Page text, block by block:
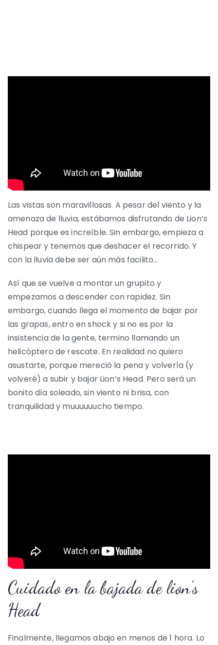
Las vistas son maravillosas. A pesar del viento y la
amenaza de lluvia, estábamos disfrutando de Lion’s
Head porque es increíble. Sin embargo, empieza a
chispear y tenemos que deshacer el recorrido. Y
con la lluvia debe ser aún más facilito…
Así que se vuelve a montar un grupito y
empezamos a descender con rapidez. Sin
embargo, cuando llega el momento de bajar por
las grapas, entro en shock y si no es por la
insistencia de la gente, termino llamando un
helicóptero de rescate. En realidad no quiero
asustarte, porque mereció la pena y volvería (y
volveré) a subir y bajar Lion’s Head. Pero será un
bonito día soleado, sin viento ni brisa, con
tranquilidad y muuuuuucho tiempo.
Cuidado en la bajada de lion’s
Head
Finalmente, llegamos abajo en menos de 1 hora. Lo